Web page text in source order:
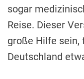
sogar
Reise. Dieser
große Hilfe sein,
Deutschland